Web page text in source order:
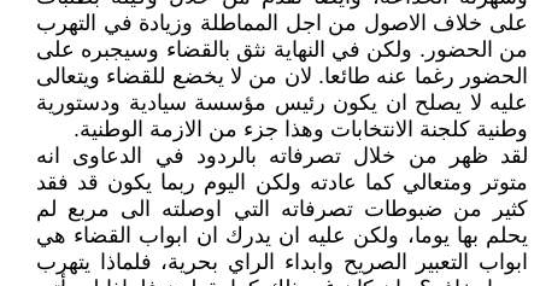
على خلاف الاصول من اجل المماطلة وزيادة في التهرب
من الحضور. ولكن في النهاية نثق بالقضاء وسيجبره على
الحضور رغما عنه طائعا. لان من لا يخضع للقضاء ويتعالى
عليه لا يصلح ان يكون رئيس مؤسسة سيادية ودستورية
وطنية كلجنة الانتخابات وهذا جزء من الازمة الوطنية.
لقد ظهر من خلال تصرفاته بالردود في الدعاوى انه
متوتر ومتعالي كما عادته ولكن اليوم ربما يكون قد فقد
كثير من ضبوطات تصرفاته التي اوصلته الى مربع لم
يحلم بها يوما، ولكن عليه ان يدرك ان ابواب القضاء هي
ابواب التعبير الصريح وابداء الراي بحرية، فلماذا يتهرب